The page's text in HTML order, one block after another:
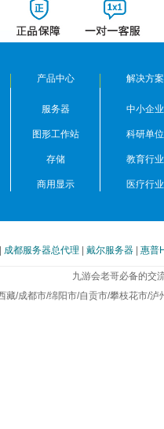
产品中心
服务器
图形工作站
存储
商用显示
解决方案
中小企业
科研单位
教育行业
医疗行业
| 成都服务器总代理 |戴尔服务器 |惠普
九游会老哥必备的
/西藏/成都市/绵阳市/自贡市/攀枝花